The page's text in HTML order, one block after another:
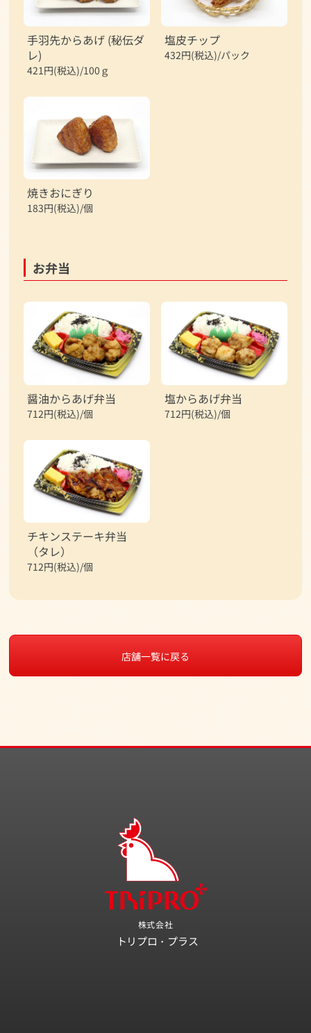
手羽先からあげ (秘伝ダ
レ)
421円(税込)/100ｇ
塩皮チップ
432円(税込)/パック
焼きおにぎり
183円(税込)/個
お弁当
醤油からあげ弁当
712円(税込)/個
塩からあげ弁当
712円(税込)/個
チキンステーキ弁当
（タレ）
712円(税込)/個
店舗一覧に戻る
株式会社
トリプロ・プラス